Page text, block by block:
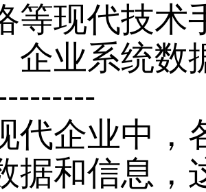
等现代技术
企业系统数
代企业中，
据和信息，